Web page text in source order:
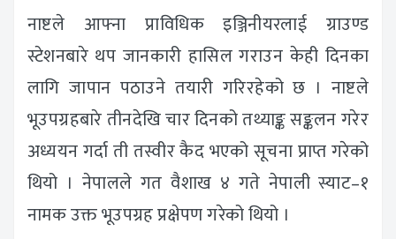
नाष्टले आफ्ना प्राविधिक इञ्जिनीयरलाई ग्राउण्ड
स्टेशनबारे थप जानकारी हासिल गराउन केही दिनका
लागि जापान पठाउने तयारी गरिरहेको छ । नाष्टले
भूउपग्रहबारे तीनदेखि चार दिनको तथ्याङ्क सङ्कलन गरेर
अध्ययन गर्दा ती तस्वीर कैद भएको सूचना प्राप्त गरेको
थियो । नेपालले गत वैशाख ४ गते नेपाली स्याट–१
नामक उक्त भूउपग्रह प्रक्षेपण गरेको थियो ।